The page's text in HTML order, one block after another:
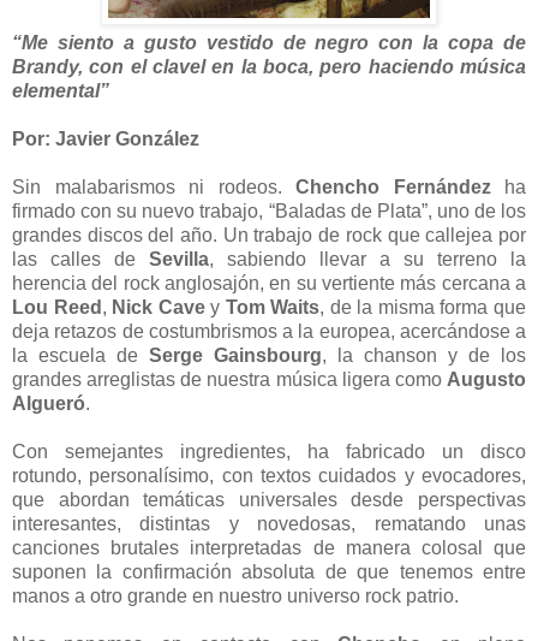
“Me siento a gusto vestido de negro con la copa de
Brandy, con el clavel en la boca, pero haciendo música
elemental”
Por: Javier González
Sin malabarismos ni rodeos. Chencho Fernándezha
firmado con su nuevo trabajo, “Baladas de Plata”, uno de los
grandes discos del año. Un trabajo de rock que callejea por
las calles de Sevilla, sabiendo llevar a su terreno la
herencia del rock anglosajón, en su vertiente más cercana a
Lou Reed , Nick Cavey Tom Waits, de la misma forma que
deja retazos de costumbrismos a la europea, acercándose a
la escuela de Serge Gainsbourg, la chanson y de los
grandes arreglistas de nuestra música ligera como Augusto
Algueró.
Con semejantes ingredientes, ha fabricado un disco
rotundo, personalísimo, con textos cuidados y evocadores,
que abordan temáticas universales desde perspectivas
interesantes, distintas y novedosas, rematando unas
canciones brutales interpretadas de manera colosal que
suponen la confirmación absoluta de que tenemos entre
manos a otro grande en nuestro universo rock patrio.